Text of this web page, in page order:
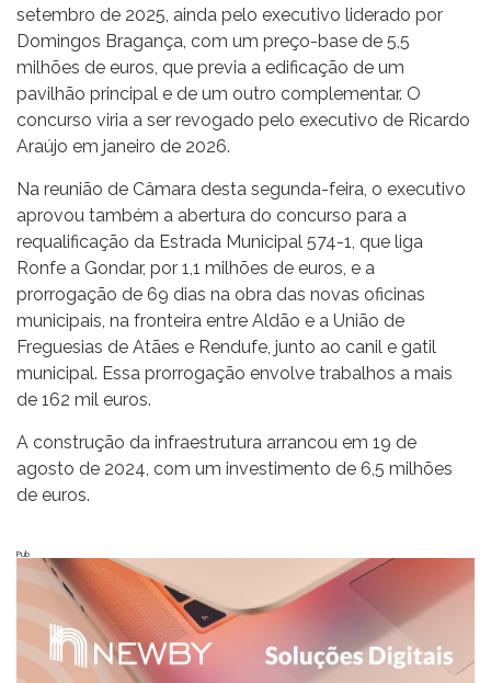
setembro de 2025, ainda pelo executivo liderado por
Domingos Bragança, com um preço-base de 5,5
milhões de euros, que previa a edificação de um
pavilhão principal e de um outro complementar. O
concurso viria a ser revogado pelo executivo de Ricardo
Araújo em janeiro de 2026.
Na reunião de Câmara desta segunda-feira, o executivo
aprovou também a abertura do concurso para a
requalificação da Estrada Municipal 574-1, que liga
Ronfe a Gondar, por 1,1 milhões de euros, e a
prorrogação de 69 dias na obra das novas oficinas
municipais, na fronteira entre Aldão e a União de
Freguesias de Atães e Rendufe, junto ao canil e gatil
municipal. Essa prorrogação envolve trabalhos a mais
de 162 mil euros.
A construção da infraestrutura arrancou em 19 de
agosto de 2024, com um investimento de 6,5 milhões
de euros.
Pub